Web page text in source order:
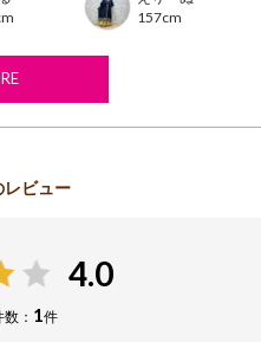
ション-
います。 染め、織りむら等によ
の併用はご注意下さい。
157cm
4.0
： 1件